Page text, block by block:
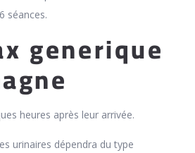
séances.
generique
heures après leur arrivée.
urinaires dépendra du type